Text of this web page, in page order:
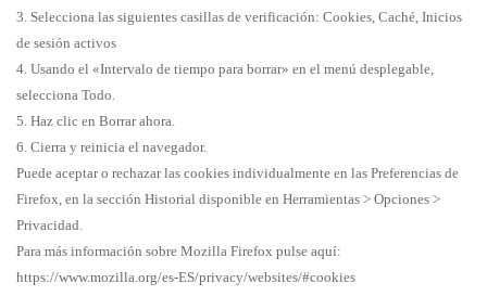
3. Selecciona las siguientes casillas de verificación: Cookies, Caché, Inicios
de sesión activos
4. Usando el «Intervalo de tiempo para borrar» en el menú desplegable,
selecciona Todo.
5. Haz clic en Borrar ahora.
6. Cierra y reinicia el navegador.
Puede aceptar o rechazar las cookies individualmente en las Preferencias de
Firefox, en la sección Historial disponible en Herramientas > Opciones >
Privacidad.
Para más información sobre Mozilla Firefox pulse aquí:
https://www.mozilla.org/es-ES/privacy/websites/#cookies